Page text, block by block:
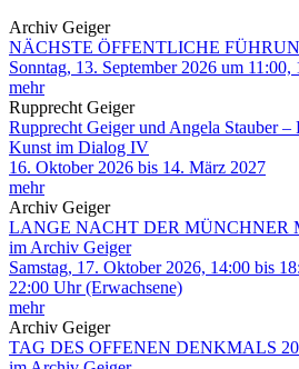
Archiv Geiger
NÄCHSTE ÖFFENTLICHE
Sonntag, 13. September 2026 um
mehr
Rupprecht Geiger
Rupprecht Geiger und Angela Stauber –
Kunst im Dialog IV
16. Oktober 2026 bis 14. März 2027
mehr
Archiv Geiger
LANGE NACHT DER MÜNCHNER
im Archiv Geiger
Samstag, 17. Oktober 2026, 14:00 bis
22:00 Uhr (Erwachsene)
mehr
Archiv Geiger
TAG DES OFFENEN DENKMALS